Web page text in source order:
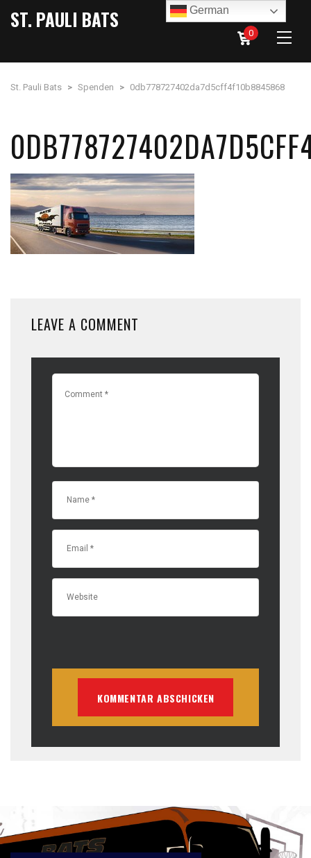
ST. PAULI BATS
0
St. Pauli Bats > Spenden > 0db778727402da7d5cff4f10b8845868
LEAVE A COMMENT
German